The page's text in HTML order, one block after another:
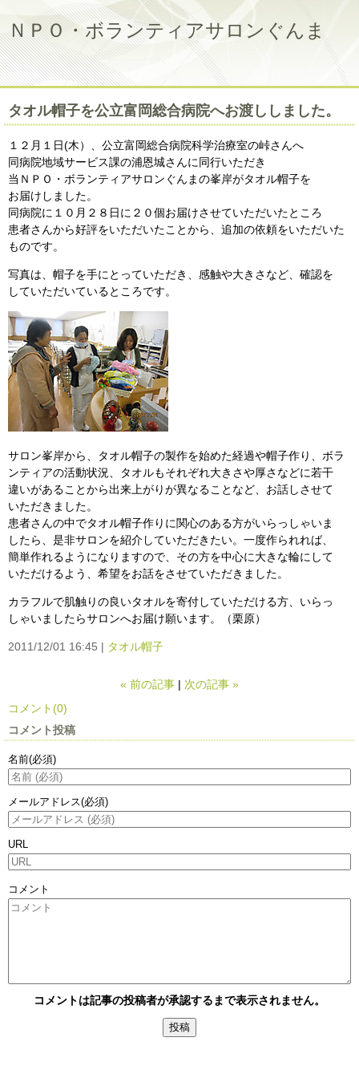
ＮＰＯ・ボランティアサロンぐんま
タオル帽子を公立富岡総合病院へお渡ししました。
１２月１日(木）、公立富岡総合病院科学治療室の峠さんへ
同病院地域サービス課の浦恩城さんに同行いただき
当ＮＰＯ・ボランティアサロンぐんまの峯岸がタオル帽子を
お届けしました。
同病院に１０月２８日に２０個お届けさせていただいたところ
患者さんから好評をいただいたことから、追加の依頼をいただいた
ものです。
写真は、帽子を手にとっていただき、感触や大きさなど、確認を
していただいているところです。
サロン峯岸から、タオル帽子の製作を始めた経過や帽子作り、ボラ
ンティアの活動状況、タオルもそれぞれ大きさや厚さなどに若干
違いがあることから出来上がりが異なることなど、お話しさせて
いただきました。
患者さんの中でタオル帽子作りに関心のある方がいらっしゃいま
したら、是非サロンを紹介していただきたい。一度作られれば、
簡単作れるようになりますので、その方を中心に大きな輪にして
いただけるよう、希望をお話をさせていただきました。
カラフルで肌触りの良いタオルを寄付していただける方、いらっ
しゃいましたらサロンへお届け願います。（栗原）
2011/12/01 16:45 タオル帽子
« 前の記事 次の記事 »
コメント(0)
コメント投稿
名前(必須)
メールアドレス(必須)
URL
コメント
コメントは記事の投稿者が承認するまで表示されません。